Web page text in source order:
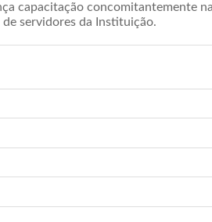
capacitação concomitantemente
de servidores da Instituição.